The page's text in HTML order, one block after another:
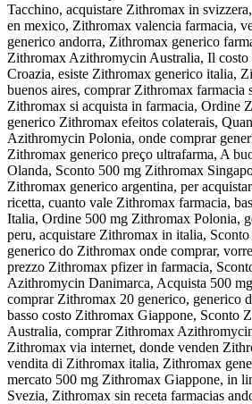
Tacchino, acquistare Zithromax in
en mexico, Zithromax valencia farmacia,
generico andorra, Zithromax generico
Zithromax Azithromycin Australia, Il
Croazia, esiste Zithromax generico italia,
buenos aires, comprar Zithromax farmacia
Zithromax si acquista in farmacia, Ordine
generico Zithromax efeitos colaterais,
Azithromycin Polonia, onde comprar
Zithromax generico preço ultrafarma, A
Olanda, Sconto 500 mg Zithromax
Zithromax generico argentina, per
ricetta, cuanto vale Zithromax farmacia,
Italia, Ordine 500 mg Zithromax Polonia,
peru, acquistare Zithromax in italia,
generico do Zithromax onde comprar,
prezzo Zithromax pfizer in farmacia,
Azithromycin Danimarca, Acquista 500
comprar Zithromax 20 generico, generico
basso costo Zithromax Giappone, Sconto
Australia, comprar Zithromax
Zithromax via internet, donde venden
vendita di Zithromax italia, Zithromax
mercato 500 mg Zithromax Giappone, in
Svezia, Zithromax sin receta farmacias